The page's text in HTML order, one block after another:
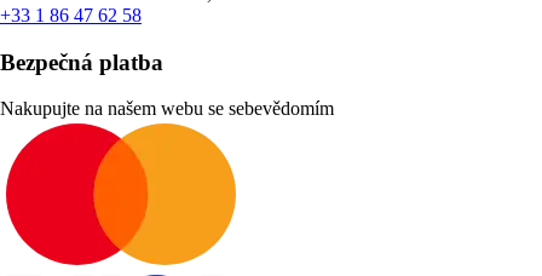
+33 1 86 47 62 58
Bezpečná platba
Nakupujte na našem webu se sebevědomím